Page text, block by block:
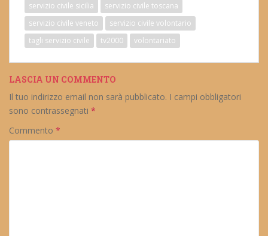
servizio civile sicilia
servizio civile toscana
servizio civile veneto
servizio civile volontario
tagli servizio civile
tv2000 volontariato
LASCIA UN COMMENTO
Il tuo indirizzo email non sarà pubblicato. I campi obbligatori
sono contrassegnati *
Commento *